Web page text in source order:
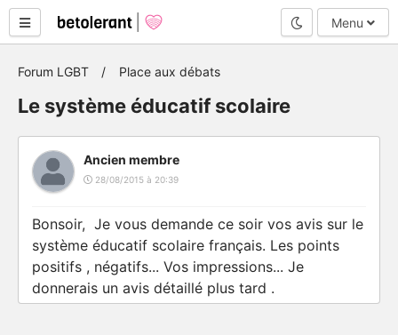
Mode nuit
Menu
Forum LGBT Place aux débats
Le système éducatif scolaire
Ancien membre
28/08/2015 à 20:39
Bonsoir, Je vous demande ce soir vos avis sur le
système éducatif scolaire français. Les points
positifs , négatifs... Vos impressions... Je
donnerais un avis détaillé plus tard .